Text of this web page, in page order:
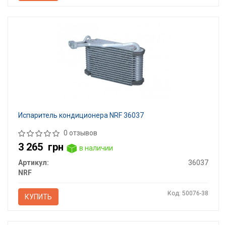
Испаритель кондиционера NRF 36037
0 отзывов
3 265 грн
в наличии
Артикул:
36037
NRF
КУПИТЬ Код: 50076-38